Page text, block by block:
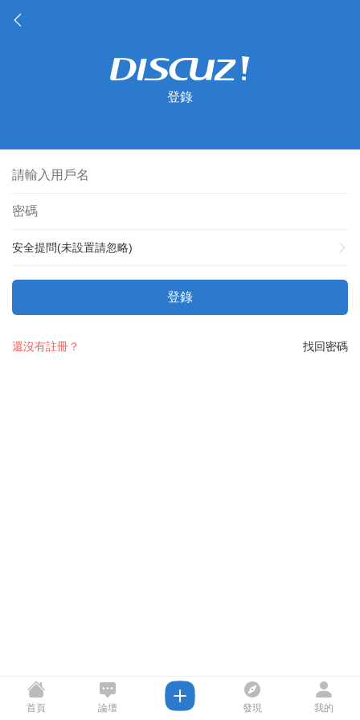
登錄
安全提問(未設置請忽略)
登錄
找回密碼
還沒有註冊？
首頁 論壇 發現 我的